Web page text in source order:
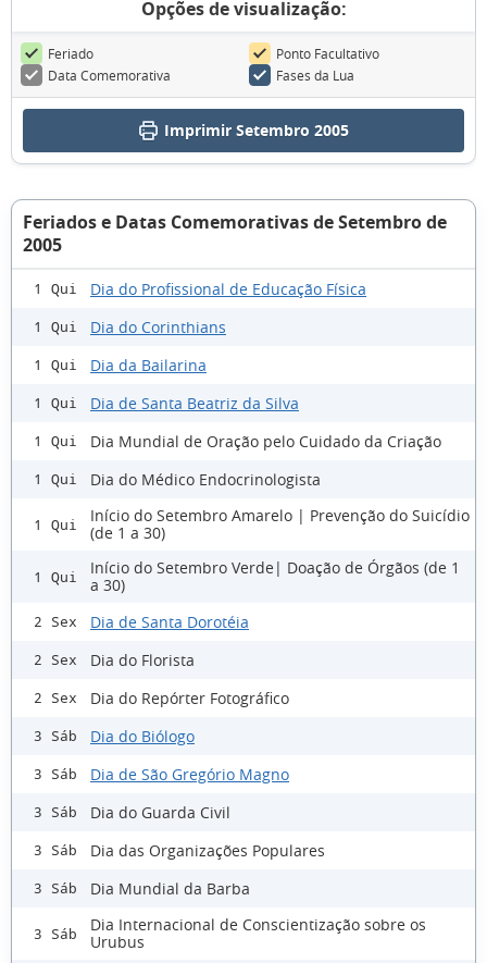
Opções de visualização:
Feriado
Ponto Facultativo
Data Comemorativa
Fases da Lua
Imprimir Setembro 2005
Feriados e Datas Comemorativas de Setembro de
2005
1 Qui Dia do Profissional de Educação Física
1 Qui Dia do Corinthians
1 Qui Dia da Bailarina
1 Qui Dia de Santa Beatriz da Silva
1 Qui Dia Mundial de Oração pelo Cuidado da Criação
1 Qui Dia do Médico Endocrinologista
1 Qui
Início do Setembro Amarelo | Prevenção do Suicídio
(de 1 a 30)
1 Qui
Início do Setembro Verde| Doação de Órgãos (de 1
a 30)
2 Sex Dia de Santa Dorotéia
2 Sex Dia do Florista
2 Sex Dia do Repórter Fotográfico
3 Sáb Dia do Biólogo
3 Sáb Dia de São Gregório Magno
3 Sáb Dia do Guarda Civil
3 Sáb Dia das Organizações Populares
3 Sáb Dia Mundial da Barba
3 Sáb
Dia Internacional de Conscientização sobre os
Urubus